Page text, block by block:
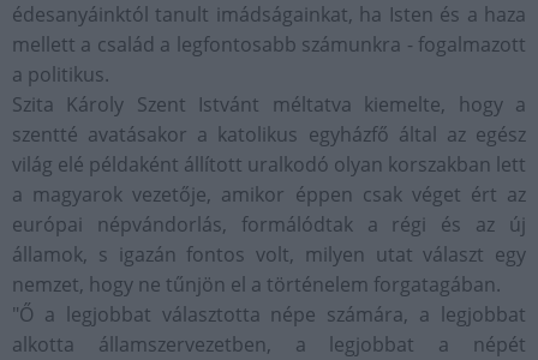
édesanyáinktól tanult imádságainkat, ha Isten és a haza
mellett a család a legfontosabb számunkra - fogalmazott
a politikus.
Szita Károly Szent Istvánt méltatva kiemelte, hogy a
szentté avatásakor a katolikus egyházfő által az egész
világ elé példaként állított uralkodó olyan korszakban lett
a magyarok vezetője, amikor éppen csak véget ért az
európai népvándorlás, formálódtak a régi és az új
államok, s igazán fontos volt, milyen utat választ egy
nemzet, hogy ne tűnjön el a történelem forgatagában.
"Ő a legjobbat választotta népe számára, a legjobbat
alkotta államszervezetben, a legjobbat a népét